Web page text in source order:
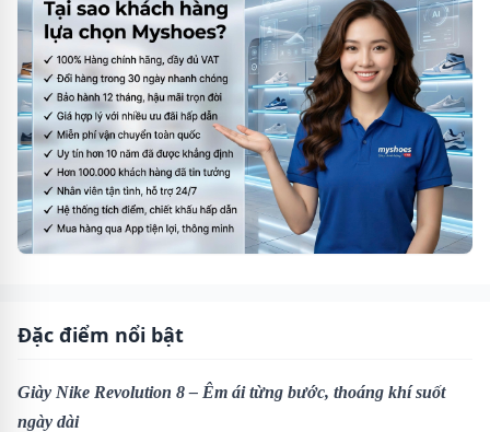
Đặc điểm nổi bật
Giày Nike Revolution 8 – Êm ái từng bước, thoáng khí suốt
ngày dài